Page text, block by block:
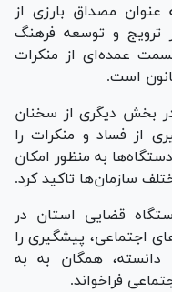
عنوان مصداق بارزی از
ترویج و توسعه فرهنگ
عمده‌ای از منکرات
است.
بخش دیگری از سخنان
از فساد و منکرات را
به منظور امکان
سازمان‌ها تاکید کرد.
قضایی استان در
اجتماعی، پیشگیری را
همگان به به
فراخواند.